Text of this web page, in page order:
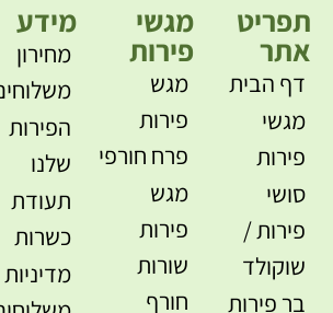
תפריט
אתר
דף הבית
מגשי
פירות
סושי
פירות /
שוקולד
בר פירות
מגשי
פירות
מגש
פירות
פרח חורפי
מגש
פירות
שורות
חורף
מידע
מחירון
משלוחים
הפירות
שלנו
תעודת
כשרות
מדיניות